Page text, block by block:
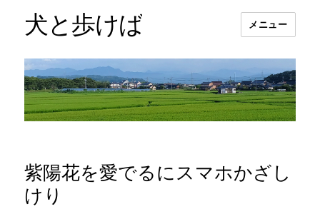
犬と歩けば メニュー
紫陽花を愛でるにスマホかざし
けり